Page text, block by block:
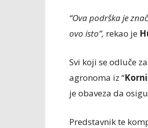
“Ova podrška je
ovo isto”, rekao je
Svi koji se odluče
agronoma iz “
je obaveza da
Predstavnik te